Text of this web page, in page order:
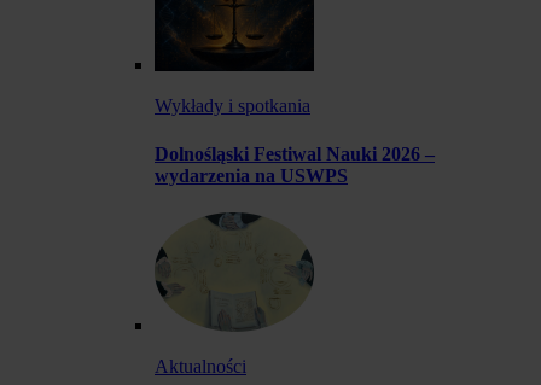
Wykłady i spotkania
Dolnośląski Festiwal Nauki 2026 –
wydarzenia na USWPS
Aktualności